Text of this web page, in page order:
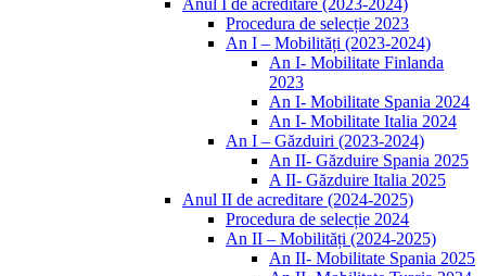
Anul I de acreditare (2023-2024)
Procedura de selecție 2023
An I – Mobilități (2023-2024)
An I- Mobilitate Finlanda
2023
An I- Mobilitate Spania 2024
An I- Mobilitate Italia 2024
An I – Găzduiri (2023-2024)
An II- Găzduire Spania 2025
A II- Găzduire Italia 2025
Anul II de acreditare (2024-2025)
Procedura de selecție 2024
An II – Mobilități (2024-2025)
An II- Mobilitate Spania 2025